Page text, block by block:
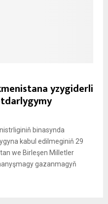
yzygiderli
binasynda
kabul edilmeginiň 29
we Birleşen Milletler
gazanmagyň